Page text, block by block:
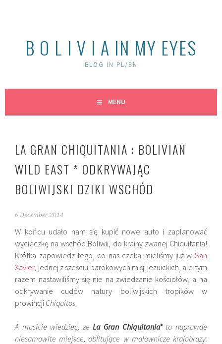
B O L I V I A IN MY EYES
BLOG IN PL/EN
MENU
LA GRAN CHIQUITANIA : BOLIVIAN
WILD EAST * ODKRYWAJĄC
BOLIWIJSKI DZIKI WSCHÓD
6 December 2014
W końcu udało nam się kupić nowe auto i zaplanować
wycieczkę na wschód Boliwii, do krainy zwanej Chiquitania!
Krótka zapowiedz tego, co nas czeka mieliśmy już w San
Xavier, jednej z sześciu barokowych misji jezuickich, ale tym
razem nastawiliśmy się nie na zwiedzanie kościołów, a na
odkrywanie cudów natury boliwijskich tropików w
prowincji Chiquitos.
A musicie wiedzieć, ze La Gran Chiquitania* to naprawdę
niesamowite miejsce, obfitujące w malownicze krajobrazy: